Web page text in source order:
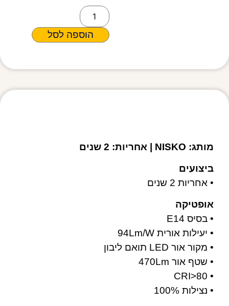
הוספה לסל
מותג: NISKO | אחריות: 2 שנים
ביצועים
• אחריות 2 שנים
אופטיקה
• בסיס E14
• יעילות אורית 94Lm/W
• מקור אור LED תואם ליבון
• שטף אור 470Lm
• CRI>80
• נצילות 100%